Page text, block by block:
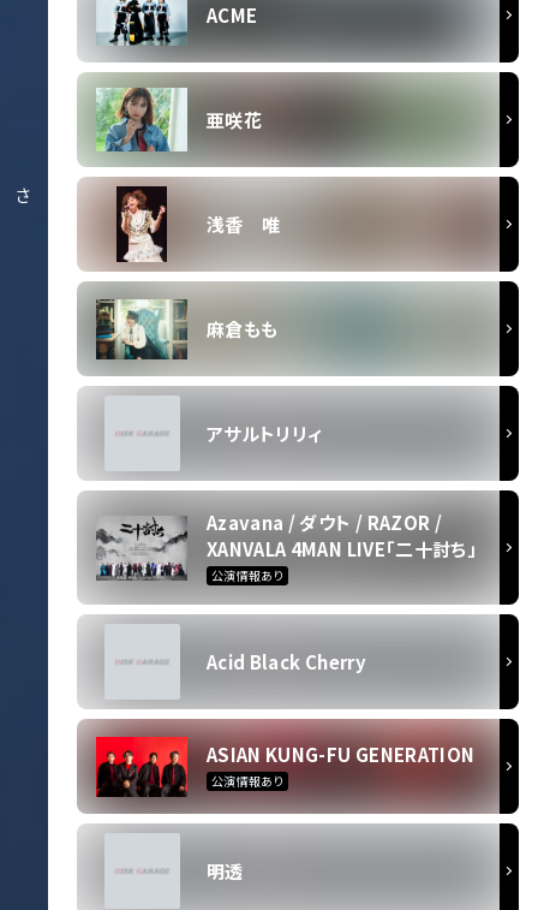
さ
ACME
亜咲花
浅香 唯
麻倉もも
アサルトリリィ
Azavana / ダウト / RAZOR /
XANVALA 4MAN LIVE「二十討ち」
公演情報あり
Acid Black Cherry
ASIAN KUNG-FU GENERATION
公演情報あり
明透